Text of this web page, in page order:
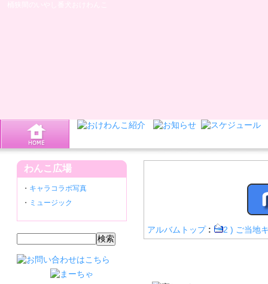
わんこ広場
・ キャラコラボ写真
・ ミュージック
アルバムトップ : 2 ) ご当地